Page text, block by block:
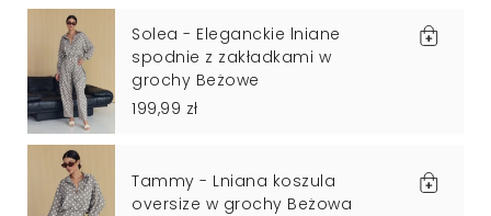
Solea - Eleganckie lniane
spodnie z zakładkami w
grochy Beżowe
199,99 zł
Tammy - Lniana koszula
oversize w grochy Beżowa